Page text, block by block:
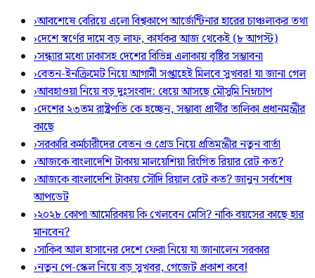
›আবশেষে বেরিয়ে এলো বিশ্বকাপে আর্জেন্টিনার হারের চাঞ্চল্যকর তথ্য
›দেশে স্বর্ণের দামে বড় লাফ, কার্যকর আজ থেকেই (৮ আগস্ট)
›সন্ধ্যার মধ্যে ঢাকাসহ দেশের বিভিন্ন এলাকায় বৃষ্টির সম্ভাবনা
›বেতন-ইনক্রিমেট নিয়ে আগামী সপ্তাহেই মিলবে সুখবর! যা জানা গেল
›আবহাওয়া নিয়ে বড় দুঃসংবাদ: ধেয়ে আসছে মৌসুমি নিম্নচাপ
›দেশের ২৩তম রাষ্ট্রপতি কে হচ্ছেন, সম্ভাব্য প্রার্থীর তালিকা প্রধানমন্ত্রীর
কাছে
›সরকারি কর্মচারীদের বেতন ও গ্রেড নিয়ে প্রতিমন্ত্রীর নতুন বার্তা
›আজকে বাংলাদেশি টাকায় মালয়েশিয়া রিংগিত রিয়ার রেট কত?
›আজকে বাংলাদেশি টাকায় সৌদি রিয়াল রেট কত? জানুন সর্বশেষ
আপডেট
›২০২৮ কোপা আমেরিকায় কি খেলবেন মেসি? নাকি বয়সের কাছে হার
মানবেন?
›সাকিব আল হাসানের দেশে ফেরা নিয়ে যা জানালেন সরকার
›নতুন পে-স্কেল নিয়ে বড় সুখবর, গেজেট প্রকাশ কবে!